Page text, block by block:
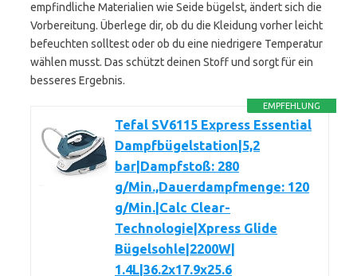
empfindliche Materialien wie Seide bügelst, ändert sich die
Vorbereitung. Überlege dir, ob du die Kleidung vorher leicht
befeuchten solltest oder ob du eine niedrigere Temperatur
wählen musst. Das schützt deinen Stoff und sorgt für ein
besseres Ergebnis.
EMPFEHLUNG
Tefal SV6115 Express Essential
Dampfbügelstation|5,2
bar|Dampfstoß: 280
g/Min.,Dauerdampfmenge: 120
g/Min.|Calc Clear-
Technologie|Xpress Glide
Bügelsohle|2200W|
1.4L|36.2x17.9x25.6